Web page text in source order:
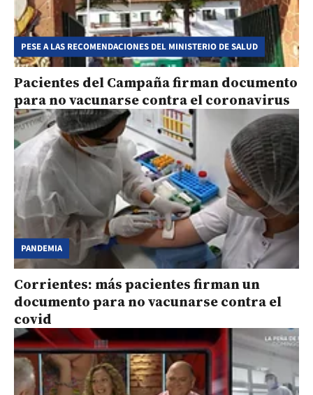
PESE A LAS RECOMENDACIONES DEL MINISTERIO DE SALUD
Pacientes del Campaña firman documento
para no vacunarse contra el coronavirus
PANDEMIA
Corrientes: más pacientes firman un
documento para no vacunarse contra el
covid